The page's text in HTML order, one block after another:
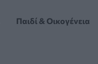
Παιδί & Οικογένεια